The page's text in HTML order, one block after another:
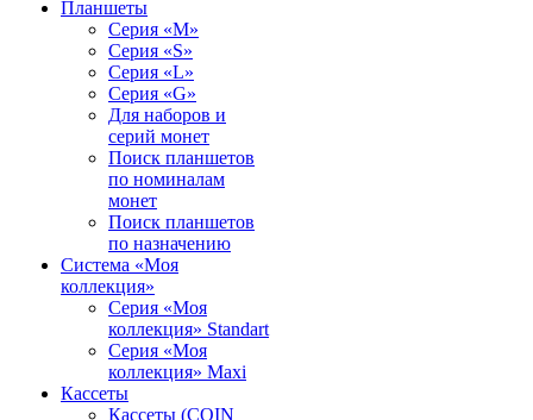
Планшеты
Серия «M»
Серия «S»
Серия «L»
Серия «G»
Для наборов и
серий монет
Поиск планшетов
по номиналам
монет
Поиск планшетов
по назначению
Система «Моя
коллекция»
Серия «Моя
коллекция» Standart
Серия «Моя
коллекция» Maxi
Кассеты
Кассеты (COIN